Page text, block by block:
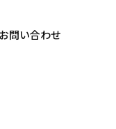
問い合わせ